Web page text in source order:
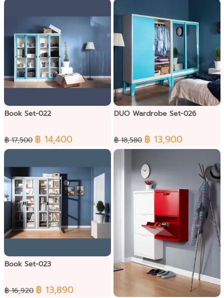
Book Set-022
฿ 17,500 ฿ 14,400
DUO Wardrobe Set-026
฿ 18,580 ฿ 13,900
Book Set-023
฿ 16,920 ฿ 13,890